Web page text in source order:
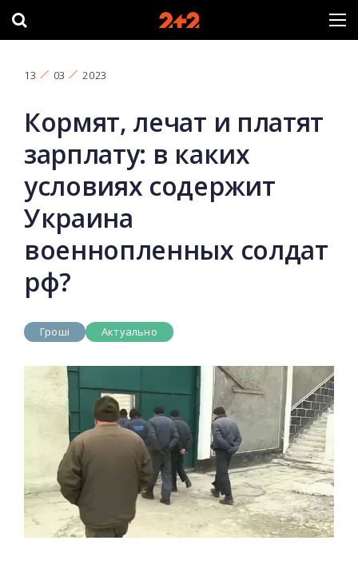
13 03 2023
Кормят, лечат и платят
зарплату: в каких
условиях содержит
Украина
военнопленных солдат
рф?
Гроші Актуально